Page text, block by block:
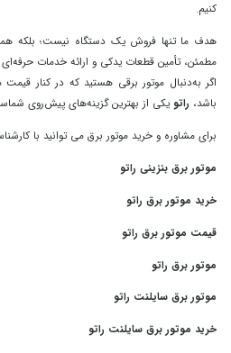
کنیم.
هدف ما تنها فروش یک دستگاه نیست؛ بلکه
مطمئن، تأمین قطعات یدکی و ارائه خدمات
اگر به‌دنبال موتور برقی هستید که در کنار
باشد، راتو یکی از بهترین گزینه‌های پیش‌روی
برای مشاوره و خرید موتور برق می توانید با
موتور برق بنزینی راتو
خرید موتور برق راتو
قیمت موتور برق راتو
موتور برق راتو
موتور برق سایلنت راتو
خرید موتور برق سایلنت راتو